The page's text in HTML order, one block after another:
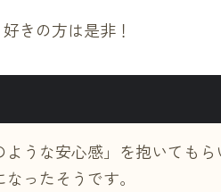
きの方は是非！
うな安心感」を抱いてもら
ったそうです。